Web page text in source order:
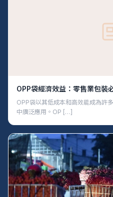
OPP袋經濟效益：零售業包裝
OPP袋以其低成本和高效能成為許
中廣泛應用。OP […]